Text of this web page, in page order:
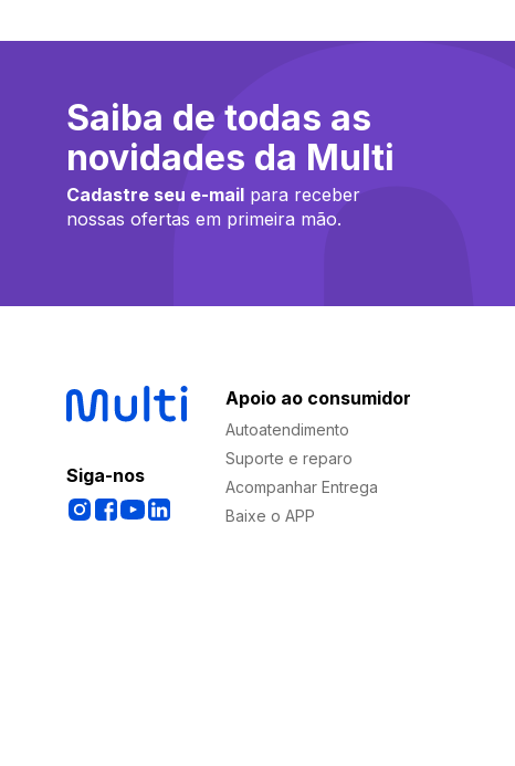
Saiba de todas as
novidades da Multi
Cadastre seu e-mail para receber
nossas ofertas em primeira mão.
Siga-nos
Apoio ao consumidor
Autoatendimento
Suporte e reparo
Acompanhar Entrega
Baixe o APP